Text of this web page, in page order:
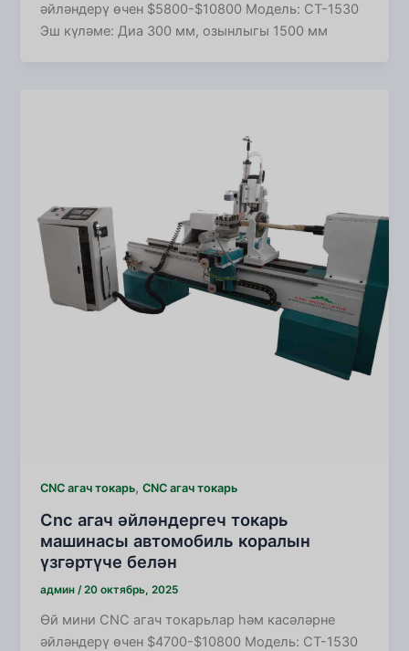
әйләндерү өчен $5800-$10800 Модель: CT-1530
Эш күләме: Диа 300 мм, озынлыгы 1500 мм
CNC агач токарь,CNC агач токарь
Cnc агач әйләндергеч токарь
машинасы автомобиль коралын
үзгәртүче белән
админ/20 октябрь, 2025
Өй мини CNC агач токарьлар һәм касәләрне
әйләндерү өчен $4700-$10800 Модель: CT-1530